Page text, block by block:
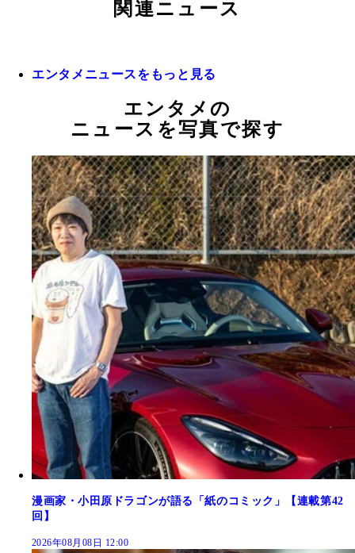
関連ニュース
エンタメニュースをもっと見る
エンタメの
ニュースを写真で探す
漫画家・小田原ドラゴンが語る「紙のコミック」【連載第42
回】
2026年08月08日 12:00